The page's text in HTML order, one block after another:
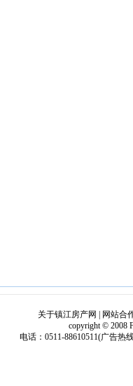
关于镇江房产网
网站合
copyright © 2008
电话：0511-88610511(广告热